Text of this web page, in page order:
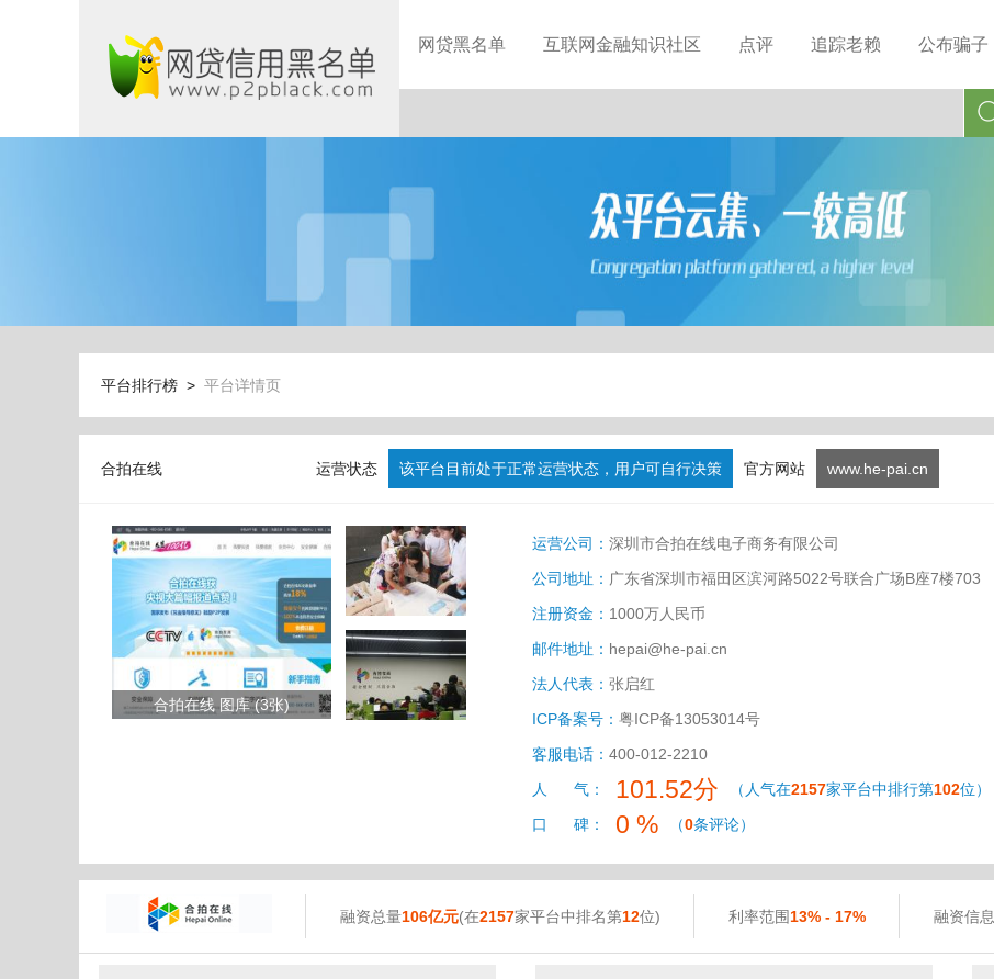
网贷黑名单 互联网金融知识社区 点评 追踪老赖 公布骗子
平台排行榜 > 平台详情页
合拍在线 运营状态 该平台目前处于正常运营状态，用户可自行决策 官方网站 www.he-pai.cn
合拍在线 图库 (3张)
运营公司： 深圳市合拍在线电子商务有限公司
公司地址： 广东省深圳市福田区滨河路5022号联合广场B座7楼703
注册资金： 1000万人民币
邮件地址： hepai@he-pai.cn
法人代表： 张启红
ICP备案号： 粤ICP备13053014号
客服电话： 400-012-2210
人 气：
101.52分 （人气在2157家平台中排行第102位）
口 碑：
0 % （0条评论）
融资总量106亿元(在2157家平台中排名第12位) 利率范围13% - 17% 融资信息